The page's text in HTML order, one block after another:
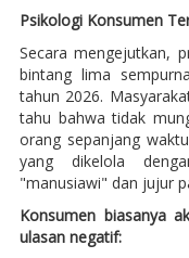
Psikologi Konsumen
Secara mengejutkan,
bintang lima
tahun 2026.
tahu bahwa tidak
orang sepanjang
yang dikelola
"manusiawi" dan jujur
Konsumen biasanya
ulasan negatif: